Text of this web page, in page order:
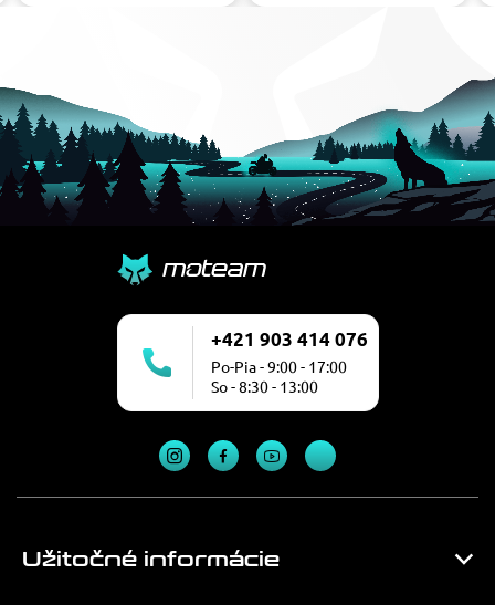
+421 903 414 076
Po-Pia - 9:00 - 17:00
So - 8:30 - 13:00
Užitočné informácie